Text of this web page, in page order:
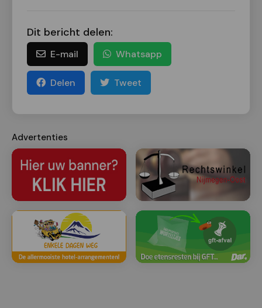
Dit bericht delen:
E-mail Whatsapp
Delen Tweet
Advertenties